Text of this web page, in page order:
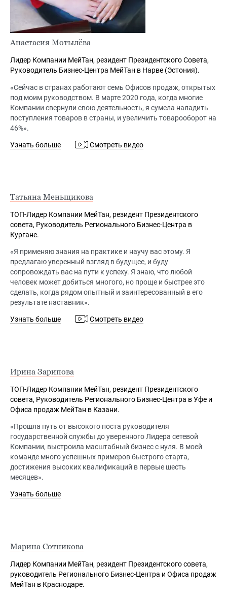
Анастасия Мотылёва
Лидер Компании МейТан, резидент Президентского Совета,
Руководитель Бизнес-Центра МейТан в Нарве (Эстония).
«Сейчас в странах работают семь Офисов продаж, открытых
под моим руководством. В марте 2020 года, когда многие
Компании свернули свою деятельность, я сумела наладить
поступления товаров в страны, и увеличить товарооборот на
46%».
Узнать больше Смотреть видео
Татьяна Меньщикова
ТОП-Лидер Компании МейТан, резидент Президентского
совета, Руководитель Регионального Бизнес-Центра в
Кургане.
«Я применяю знания на практике и научу вас этому. Я
предлагаю уверенный взгляд в будущее, и буду
сопровождать вас на пути к успеху. Я знаю, что любой
человек может добиться многого, но проще и быстрее это
сделать, когда рядом опытный и заинтересованный в его
результате наставник».
Узнать больше Смотреть видео
Ирина Зарипова
ТОП-Лидер Компании МейТан, резидент Президентского
совета, Руководитель Регионального Бизнес-Центра в Уфе и
Офиса продаж МейТан в Казани.
«Прошла путь от высокого поста руководителя
государственной службы до уверенного Лидера сетевой
Компании, выстроила масштабный бизнес с нуля. В моей
команде много успешных примеров быстрого старта,
достижения высоких квалификаций в первые шесть
месяцев».
Узнать больше
Марина Сотникова
Лидер Компании МейТан, резидент Президентского совета,
руководитель Регионального Бизнес-Центра и Офиса продаж
МейТан в Краснодаре.